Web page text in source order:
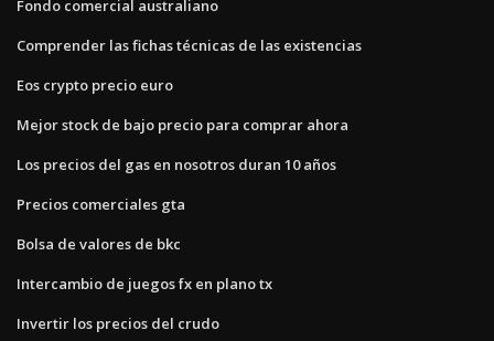
Fondo comercial australiano
Comprender las fichas técnicas de las existencias
Eos crypto precio euro
Mejor stock de bajo precio para comprar ahora
Los precios del gas en nosotros duran 10 años
Precios comerciales gta
Bolsa de valores de bkc
Intercambio de juegos fx en plano tx
Invertir los precios del crudo